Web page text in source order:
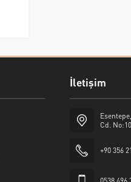
İletişim
Cd.
+90 356